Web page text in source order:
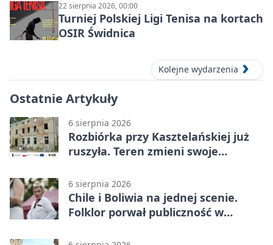
22 sierpnia 2026, 00:00
Turniej Polskiej Ligi Tenisa na kortach
OSIR Świdnica
Kolejne wydarzenia
Ostatnie Artykuły
6 sierpnia 2026
Rozbiórka przy Kasztelańskiej już
ruszyła. Teren zmieni swoje
6 sierpnia 2026
Chile i Boliwia na jednej scenie.
Folklor porwał publiczność w